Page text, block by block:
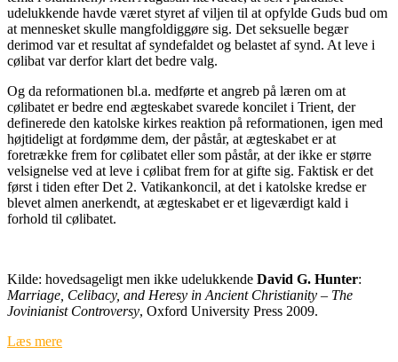
udelukkende havde været styret af viljen til at opfylde Guds bud om
at mennesket skulle mangfoldiggøre sig. Det seksuelle begær
derimod var et resultat af syndefaldet og belastet af synd. At leve i
cølibat var derfor klart det bedre valg.
Og da reformationen bl.a. medførte et angreb på læren om at
cølibatet er bedre end ægteskabet svarede koncilet i Trient, der
definerede den katolske kirkes reaktion på reformationen, igen med
højtideligt at fordømme dem, der påstår, at ægteskabet er at
foretrække frem for cølibatet eller som påstår, at der ikke er større
velsignelse ved at leve i cølibat frem for at gifte sig. Faktisk er det
først i tiden efter Det 2. Vatikankoncil, at det i katolske kredse er
blevet almen anerkendt, at ægteskabet er et ligeværdigt kald i
forhold til cølibatet.
Kilde: hovedsageligt men ikke udelukkende David G. Hunter:
Marriage, Celibacy, and Heresy in Ancient Christianity – The
Jovinianist Controversy, Oxford University Press 2009.
Læs mere